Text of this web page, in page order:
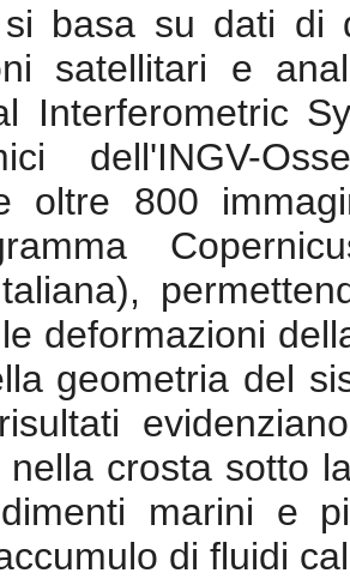
basa su dati di
satellitari e
Interferometric
dell'INGV-
oltre 800
deformazioni
geometria del
nella crosta sotto
marini e
di fluidi